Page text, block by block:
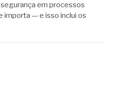
em processos
importa — e isso inclui os